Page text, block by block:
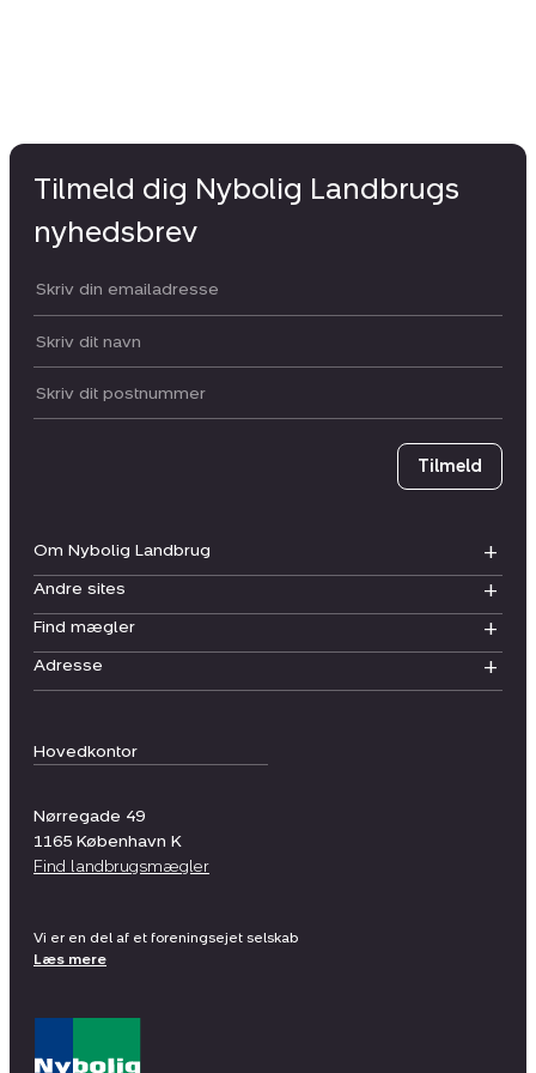
Hovedkontor
Nørregade 49
1165 København K
Find landbrugsmægler
Om Nybolig Landbrug
Andre sites
Find mægler
Adresse
Tilmeld dig Nybolig Landbrugs
nyhedsbrev
Din email:
Dit navn:
Postnummer
Tilmeld
Vi er en del af et foreningsejet selskab
Læs mere